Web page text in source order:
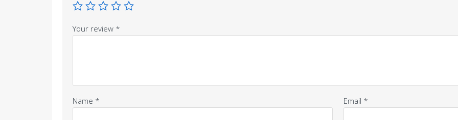
Your review *
Name * Email *